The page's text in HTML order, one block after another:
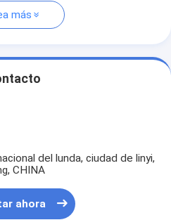
más
del lunda, ciudad de linyi,
CHINA
ahora